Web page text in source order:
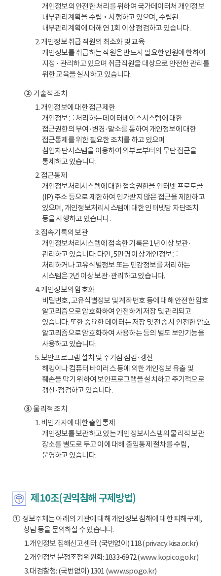
개인정보의 안전한 처리를 위하여 국가데이터처 개인정보
내부관리계획을 수립‧시행하고 있으며, 수립된
내부관리계획에 대해 연 1회 이상 점검하고 있습니다.
2. 개인정보 취급 직원의 최소화 및 교육
개인정보를 취급하는 직원은 반드시 필요한 인원에 한하여
지정 · 관리하고 있으며 취급직원을 대상으로 안전한 관리를
위한 교육을 실시하고 있습니다.
②기술적 조치
1. 개인정보에 대한 접근제한
개인정보를 처리하는 데이터베이스시스템에 대한
접근권한의 부여·변경·말소를 통하여 개인정보에 대한
접근통제를 위한 필요한 조치를 하고 있으며
침입차단시스템을 이용하여 외부로부터의 무단 접근을
통제하고 있습니다.
2. 접근통제
개인정보처리시스템에 대한 접속권한을 인터넷 프로토콜
(IP) 주소 등으로 제한하여 인가받지 않은 접근을 제한하고
있으며, 개인정보처리시스템에 대한 인터넷망 차단조치
등을 시행하고 있습니다.
3. 접속기록의 보관
개인정보처리시스템에 접속한 기록은 1년 이상 보관·
관리하고 있습니다. 다만, 5만명 이상 개인정보를
처리하거나 고유식별정보 또는 민감정보를 처리하는
시스템은 2년 이상 보관·관리하고 있습니다.
4. 개인정보의 암호화
비밀번호, 고유식별정보 및 계좌번호 등에 대해 안전한 암호
알고리즘으로 암호화하여 안전하게 저장 및 관리되고
있습니다. 또한 중요한 데이터는 저장 및 전송 시 안전한 암호
알고리즘으로 암호화하여 사용하는 등의 별도 보안기능을
사용하고 있습니다.
5. 보안프로그램 설치 및 주기점 점검·갱신
해킹이나 컴퓨터 바이러스 등에 의한 개인정보 유출 및
훼손을 막기 위하여 보안프로그램을 설치하고 주기적으로
갱신·점검하고 있습니다.
③물리적 조치
1. 비인가자에 대한 출입통제
개인정보를 보관하고 있는 개인정보시스템의 물리적 보관
장소를 별도로 두고 이에 대해 출입통제 절차를 수립,
운영하고 있습니다.
제10조(권익침해 구제방법)
①정보주체는 아래의 기관에 대해 개인정보 침해에 대한 피해구제,
상담 등을 문의하실 수 있습니다.
1. 개인정보 침해신고센터: (국번없이) 118(privacy.kisa.or.kr)
2. 개인정보 분쟁조정위원회: 1833-6972(www.kopico.go.kr)
3. 대검찰청: (국번없이) 1301 (www.spo.go.kr)